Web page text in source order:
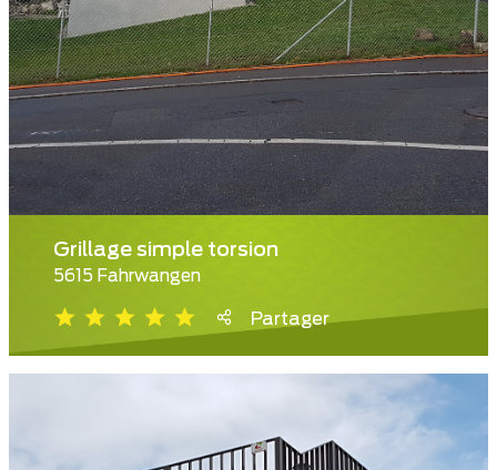
Grillage simple torsion
5615 Fahrwangen
Partager